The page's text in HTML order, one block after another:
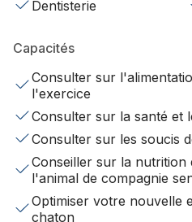
Dentisterie
Capacités
Consulter sur
l'exercice
Consulter sur la santé et
Consulter sur les soucis
Conseiller sur la nutrition
l'animal de compagnie
Optimiser votre nouvelle
chaton